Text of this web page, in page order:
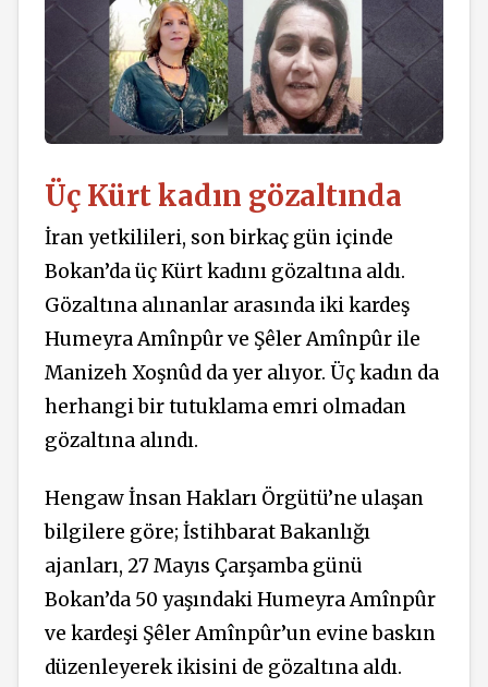
Üç Kürt kadın gözaltında
İran yetkilileri, son birkaç gün içinde
Bokan’da üç Kürt kadını gözaltına aldı.
Gözaltına alınanlar arasında iki kardeş
Humeyra Amînpûr ve Şêler Amînpûr ile
Manizeh Xoşnûd da yer alıyor. Üç kadın da
herhangi bir tutuklama emri olmadan
gözaltına alındı.
Hengaw İnsan Hakları Örgütü’ne ulaşan
bilgilere göre; İstihbarat Bakanlığı
ajanları, 27 Mayıs Çarşamba günü
Bokan’da 50 yaşındaki Humeyra Amînpûr
ve kardeşi Şêler Amînpûr’un evine baskın
düzenleyerek ikisini de gözaltına aldı.